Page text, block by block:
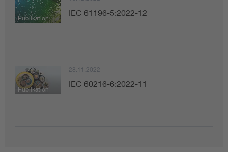
Publikation
IEC 61196-5:2022-12
Publikation
28.11.2022
IEC 60216-6:2022-11